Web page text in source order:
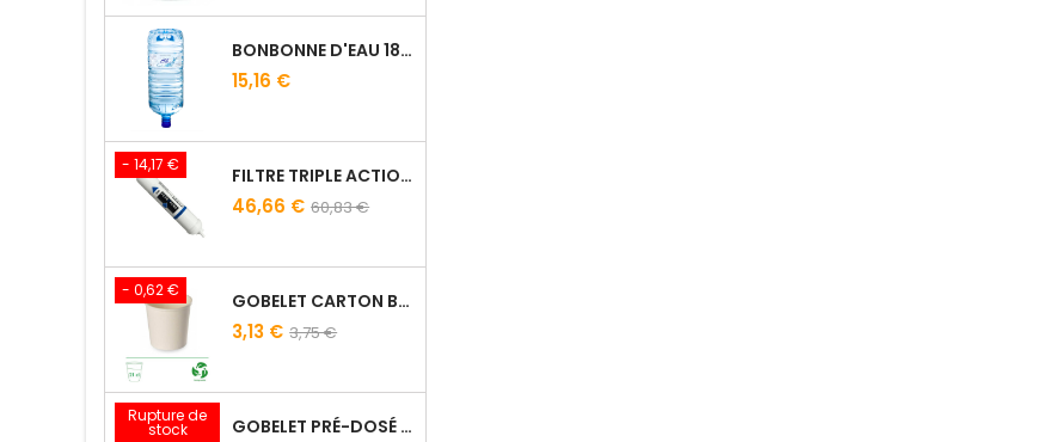
BONBONNE D'EAU 18.9L POUR FONTAINE À EAU
15,16 €
- 14,17 € FILTRE TRIPLE ACTION FILTROPURE® 5000
46,66 € 60,83 €
- 0,62 € GOBELET CARTON BLANC 21 CL
3,13 € 3,75 €
Rupture de
stock GOBELET PRÉ-DOSÉ THÉ À LA MENTHE - SACHET DE 15